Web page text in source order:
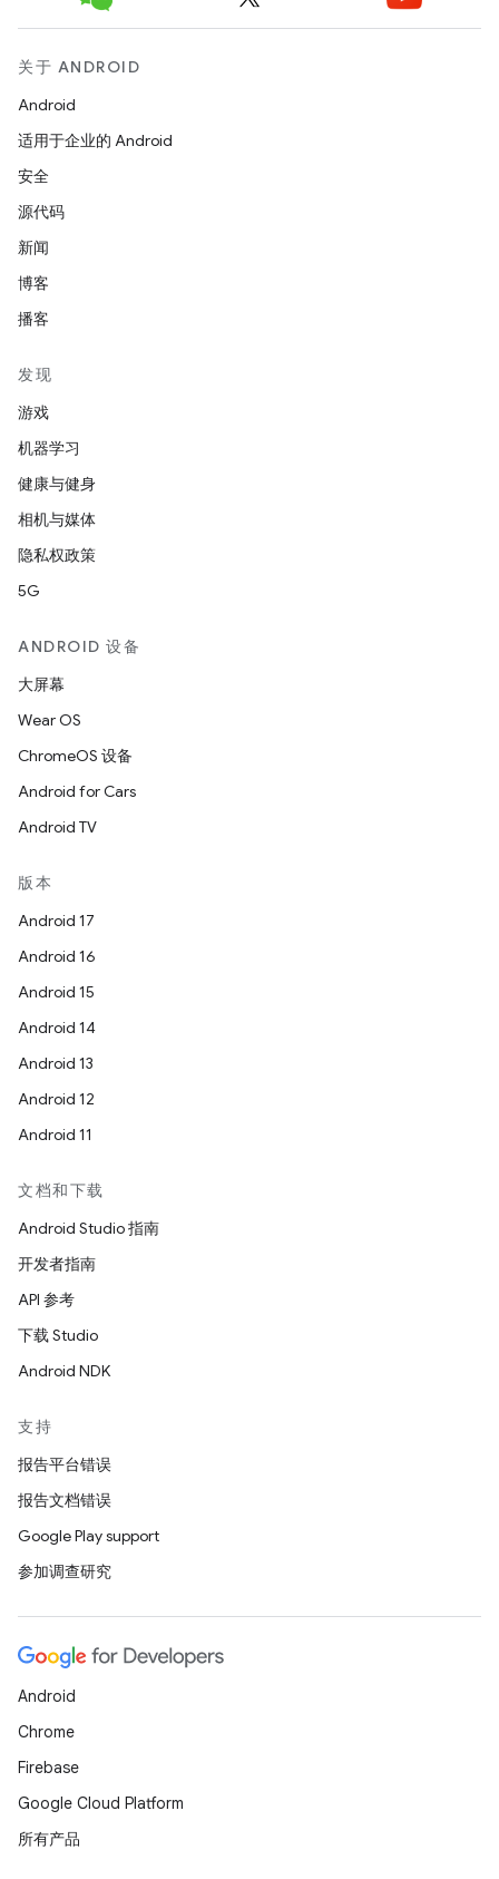
关于 ANDROID
Android
适用于企业的 Android
安全
源代码
新闻
博客
播客
发现
游戏
机器学习
健康与健身
相机与媒体
隐私权政策
5G
ANDROID 设备
大屏幕
Wear OS
ChromeOS 设备
Android for Cars
Android TV
版本
Android 17
Android 16
Android 15
Android 14
Android 13
Android 12
Android 11
文档和下载
Android Studio 指南
开发者指南
API 参考
下载 Studio
Android NDK
支持
报告平台错误
报告文档错误
Google Play support
参加调查研究
Android
Chrome
Firebase
Google Cloud Platform
所有产品